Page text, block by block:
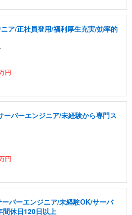
ア/正社員登用/福利厚生充実/効率的
円
ーバーエンジニア/未経験から専門ス
円
ーバーエンジニア/未経験OK/サーバ
間休日120日以上